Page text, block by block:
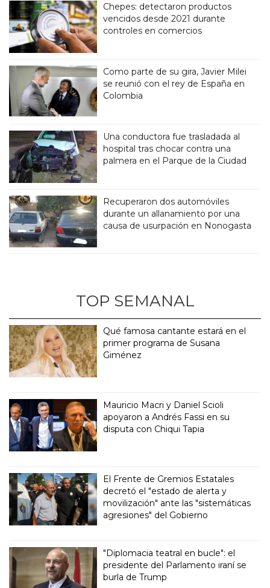
Chepes: detectaron productos
vencidos desde 2021 durante
controles en comercios
Como parte de su gira, Javier Milei
se reunió con el rey de España en
Colombia
Una conductora fue trasladada al
hospital tras chocar contra una
palmera en el Parque de la Ciudad
Recuperaron dos automóviles
durante un allanamiento por una
causa de usurpación en Nonogasta
TOP SEMANAL
Qué famosa cantante estará en el
primer programa de Susana
Giménez
Mauricio Macri y Daniel Scioli
apoyaron a Andrés Fassi en su
disputa con Chiqui Tapia
El Frente de Gremios Estatales
decretó el "estado de alerta y
movilización" ante las "sistemáticas
agresiones" del Gobierno
"Diplomacia teatral en bucle": el
presidente del Parlamento iraní se
burla de Trump